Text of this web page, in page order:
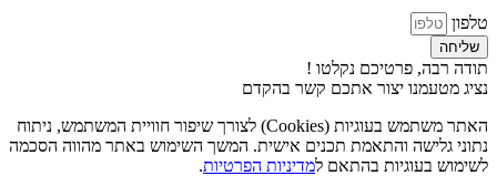
טלפון
שליחה
תודה רבה, פרטיכם נקלטו !
נציג מטעמנו יצור אתכם קשר בהקדם
האתר משתמש בעוגיות (Cookies) לצורך שיפור חוויית המשתמש, ניתוח
נתוני גלישה והתאמת תכנים אישית. המשך השימוש באתר מהווה הסכמה
לשימוש בעוגיות בהתאם למדיניות הפרטיות.